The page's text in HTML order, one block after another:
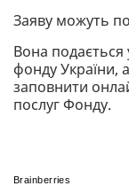
Заяву можуть
Вона подається
фонду України,
заповнити
послуг Фонду.